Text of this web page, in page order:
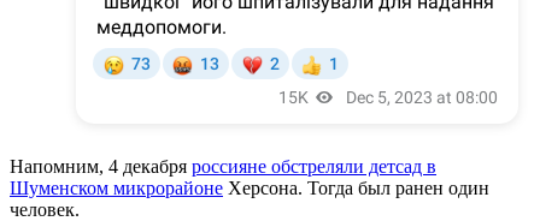
Напомним, 4 декабря россияне обстреляли детсад в
Шуменском микрорайоне Херсона. Тогда был ранен один
человек.